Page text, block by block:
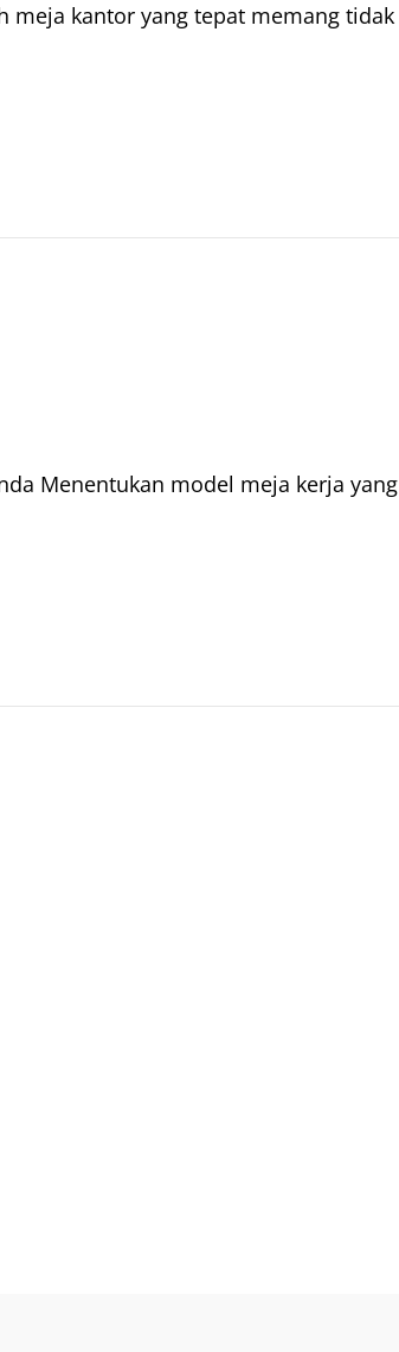
meja kantor yang tepat memang tidak
Menentukan model meja kerja yang